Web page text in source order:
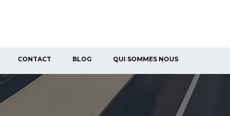
CONTACT BLOG QUI SOMMES NOUS